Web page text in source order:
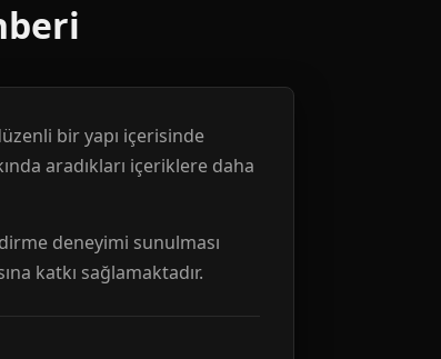
bir yapı içerisinde
aradıkları içeriklere daha
deneyimi sunulması
katkı sağlamaktadır.